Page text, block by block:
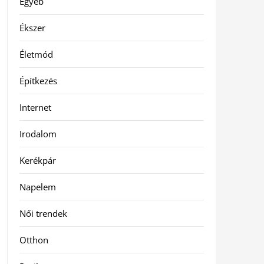
Ékszer
Életmód
Építkezés
Internet
Irodalom
Kerékpár
Napelem
Női trendek
Otthon